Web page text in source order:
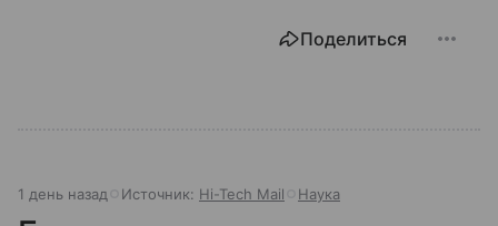
Поделиться
1 день назад Источник: Hi-Tech Mail Наука